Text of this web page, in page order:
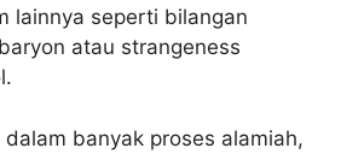
lainnya seperti bilangan
atau strangeness
banyak proses alamiah,